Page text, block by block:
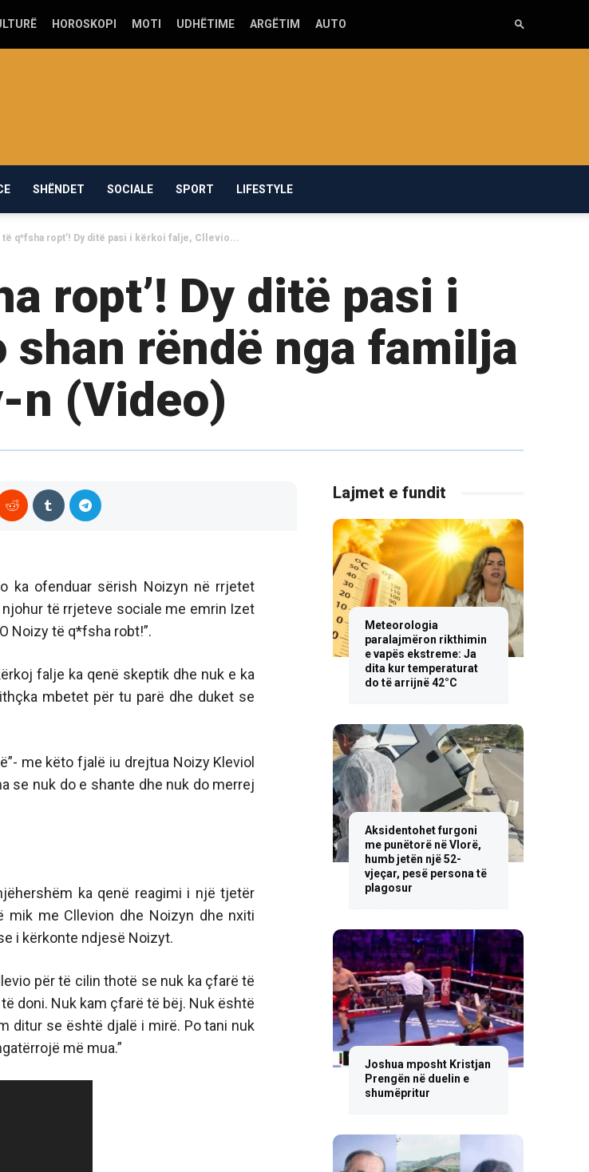
HOROSKOPI MOTI UDHËTIME ARGËTIM AUTO
SHËNDET SOCIALE SPORT LIFESTYLE
të q*fsha ropt’! Dy ditë pasi i kërkoi falje, Cllevio...
ropt’! Dy ditë pasi i
rëndë nga familja
n (Video)
ka ofenduar sërish Noizyn në rrjetet
të rrjeteve sociale me emrin Izet
Noizy të q*fsha robt!”.
falje ka qenë skeptik dhe nuk e ka
mbetet për tu parë dhe duket se
me këto fjalë iu drejtua Noizy Kleviol
se nuk do e shante dhe nuk do merrej
ka qenë reagimi i një tjetër
me Cllevion dhe Noizyn dhe nxiti
i kërkonte ndjesë Noizyt.
për të cilin thotë se nuk ka çfarë të
doni. Nuk kam çfarë të bëj. Nuk është
ditur se është djalë i mirë. Po tani nuk
më mua.”
Lajmet e fundit
Meteorologia
paralajmëron rikthimin
e vapës ekstreme: Ja
dita kur temperaturat
do të arrijnë 42°C
Aksidentohet furgoni
me punëtorë në Vlorë,
humb jetën një 52-
vjeçar, pesë persona të
plagosur
Joshua mposht Kristjan
Prengën në duelin e
shumëpritur